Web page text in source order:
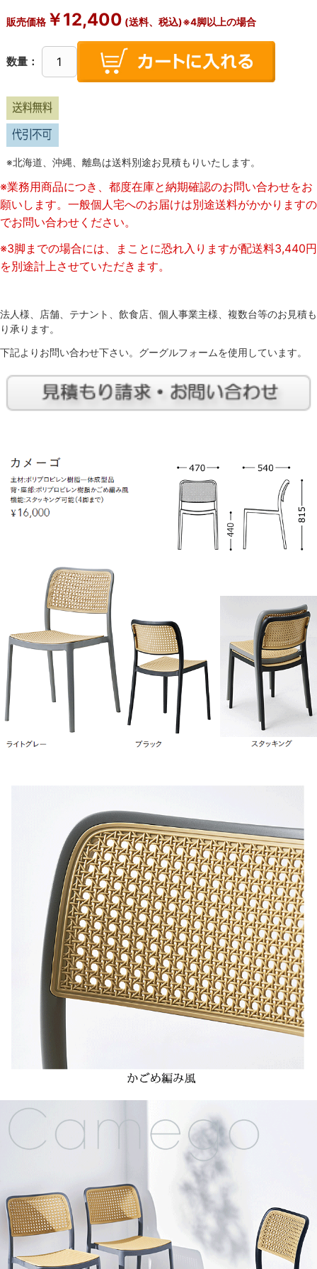
販売価格￥12,400 (送料、税込)※4脚以上の場合
数量：
※北海道、沖縄、離島は送料別途お見積もりいたします。
※業務用商品につき、都度在庫と納期確認のお問い合わせをお
願いします。一般個人宅へのお届けは別途送料がかかりますの
でお問い合わせください。
※3脚までの場合には、まことに恐れ入りますが配送料3,440円
を別途計上させていただきます。
法人様、店舗、テナント、飲食店、個人事業主様、複数台等のお見積も
り承ります。
下記よりお問い合わせ下さい。グーグルフォームを使用しています。